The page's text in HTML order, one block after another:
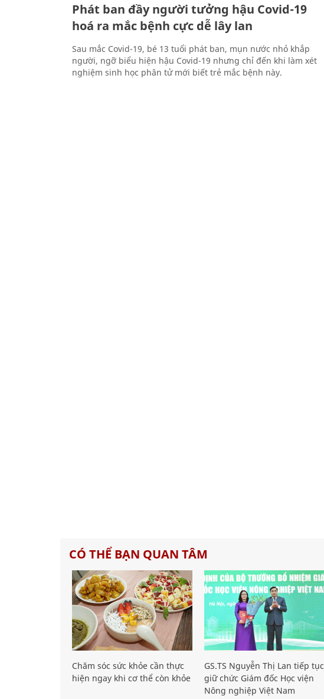
Phát ban đầy người tưởng hậu Covid-19
hoá ra mắc bệnh cực dễ lây lan
Sau mắc Covid-19, bé 13 tuổi phát ban, mụn nước nhỏ khắp
người, ngỡ biểu hiện hậu Covid-19 nhưng chỉ đến khi làm xét
nghiệm sinh học phân tử mới biết trẻ mắc bệnh này.
CÓ THỂ BẠN QUAN TÂM
Chăm sóc sức khỏe cần thực
hiện ngay khi cơ thể còn khỏe
GS.TS Nguyễn Thị Lan tiếp tục
giữ chức Giám đốc Học viện
Nông nghiệp Việt Nam